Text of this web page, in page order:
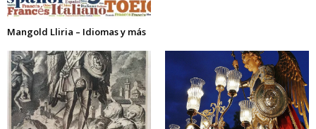
Mangold Lliria – Idiomas y más